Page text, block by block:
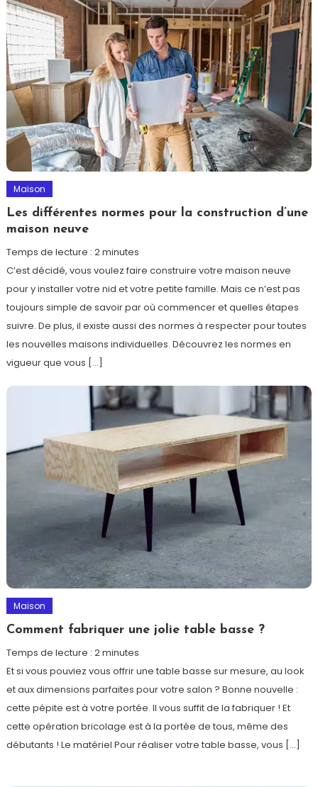
Maison
Les différentes normes pour la construction d’une
maison neuve
Temps de lecture : 2minutes
C’est décidé, vous voulez faire construire votre maison neuve
pour y installer votre nid et votre petite famille. Mais ce n’est pas
toujours simple de savoir par où commencer et quelles étapes
suivre. De plus, il existe aussi des normes à respecter pour toutes
les nouvelles maisons individuelles. Découvrez les normes en
vigueur que vous […]
Maison
Comment fabriquer une jolie table basse ?
Temps de lecture : 2minutes
Et si vous pouviez vous offrir une table basse sur mesure, au look
et aux dimensions parfaites pour votre salon ? Bonne nouvelle :
cette pépite est à votre portée. Il vous suffit de la fabriquer ! Et
cette opération bricolage est à la portée de tous, même des
débutants ! Le matériel Pour réaliser votre table basse, vous […]